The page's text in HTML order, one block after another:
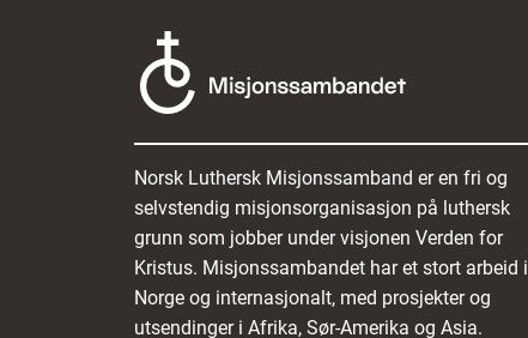
Norsk Luthersk Misjonssamband er en fri og
selvstendig misjonsorganisasjon på luthersk
grunn som jobber under visjonen Verden for
Kristus. Misjonssambandet har et stort arbeid i
Norge og internasjonalt, med prosjekter og
utsendinger i Afrika, Sør-Amerika og Asia.